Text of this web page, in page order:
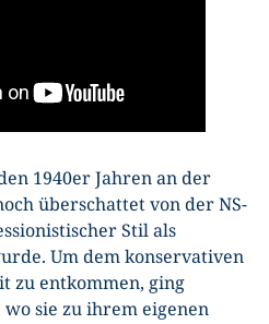
1940er Jahren an der
überschattet von der NS-
Stil als
Um dem konservativen
zu entkommen, ging
wo sie zu ihrem eigenen